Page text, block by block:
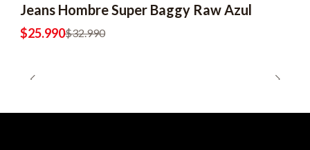
Jeans Hombre Super Baggy Raw Azul
$25.990$32.990